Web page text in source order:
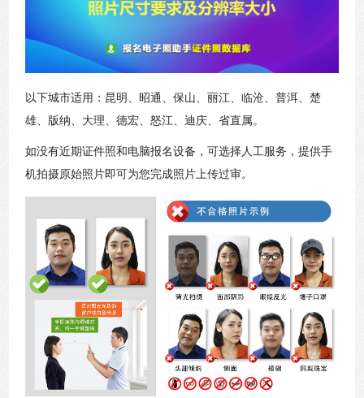
以下城市适用：昆明、昭通、保山、丽江、临沧、普洱、楚
雄、版纳、大理、德宏、怒江、迪庆、省直属。
如没有近期证件照和电脑报名设备，可选择人工服务，提供手
机拍摄原始照片即可为您完成照片上传过审。